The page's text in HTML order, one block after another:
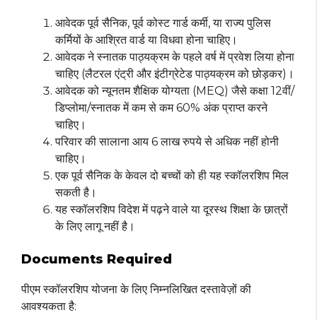
आवेदक पूर्व सैनिक, पूर्व कोस्ट गार्ड कर्मी, या राज्य पुलिस
कर्मियों के आश्रित वार्ड या विधवा होना चाहिए।
आवेदक ने स्नातक पाठ्यक्रम के पहले वर्ष में प्रवेश लिया होना
चाहिए (लैटरल एंट्री और इंटीग्रेटेड पाठ्यक्रम को छोड़कर)।
आवेदक को न्यूनतम शैक्षिक योग्यता (MEQ) जैसे कक्षा 12वीं/
डिप्लोमा/स्नातक में कम से कम 60% अंक प्राप्त करने
चाहिए।
परिवार की सालाना आय 6 लाख रुपये से अधिक नहीं होनी
चाहिए।
एक पूर्व सैनिक के केवल दो बच्चों को ही यह स्कॉलरशिप मिल
सकती है।
यह स्कॉलरशिप विदेश में पढ़ने वाले या दूरस्थ शिक्षा के छात्रों
के लिए लागू नहीं है।
Documents Required
पीएम स्कॉलरशिप योजना के लिए निम्नलिखित दस्तावेज़ों की
आवश्यकता है: